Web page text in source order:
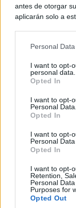
antes de otorgar
aplicarán solo a
rechazar tal
a este sitio y
parte inferior de la
Please note that
services and may
not limited to your
use your data for
consent section.
Personal
I want to opt-
personal data.
Opted In
I want to opt-
Personal Data.
Opted In
I want to opt-
Personal
Opted In
I want to opt-
Retention,
Personal
Purposes for
Opted Out
turismo en la